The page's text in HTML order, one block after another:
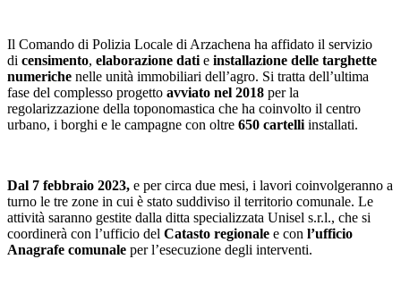
Il Comando di Polizia Locale di Arzachena ha affidato il servizio
di censimento, elaborazione dati e installazione delle targhette
numeriche nelle unità immobiliari dell’agro. Si tratta dell’ultima
fase del complesso progetto avviato nel 2018 per la
regolarizzazione della toponomastica che ha coinvolto il centro
urbano, i borghi e le campagne con oltre 650 cartelli installati.
Dal 7 febbraio 2023, e per circa due mesi, i lavori coinvolgeranno a
turno le tre zone in cui è stato suddiviso il territorio comunale. Le
attività saranno gestite dalla ditta specializzata Unisel s.r.l., che si
coordinerà con l’ufficio del Catasto regionale e con l’ufficio
Anagrafe comunale per l’esecuzione degli interventi.